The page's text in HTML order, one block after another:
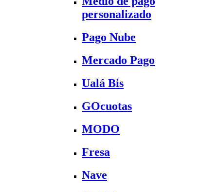
personalizado
Pago Nube
Mercado Pago
Ualá Bis
GOcuotas
MODO
Fresa
Nave